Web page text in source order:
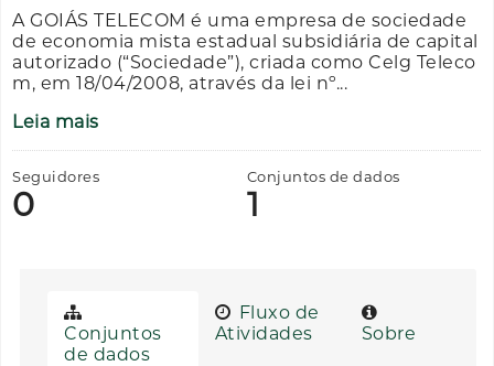
A GOIÁS TELECOM é uma empresa de sociedade
de economia mista estadual subsidiária de capital
autorizado (“Sociedade”), criada como Celg Teleco
m, em 18/04/2008, através da lei nº...
Leia mais
Seguidores
0
Conjuntos de dados
1
Conjuntos
de dados
Fluxo de
Atividades
Sobre